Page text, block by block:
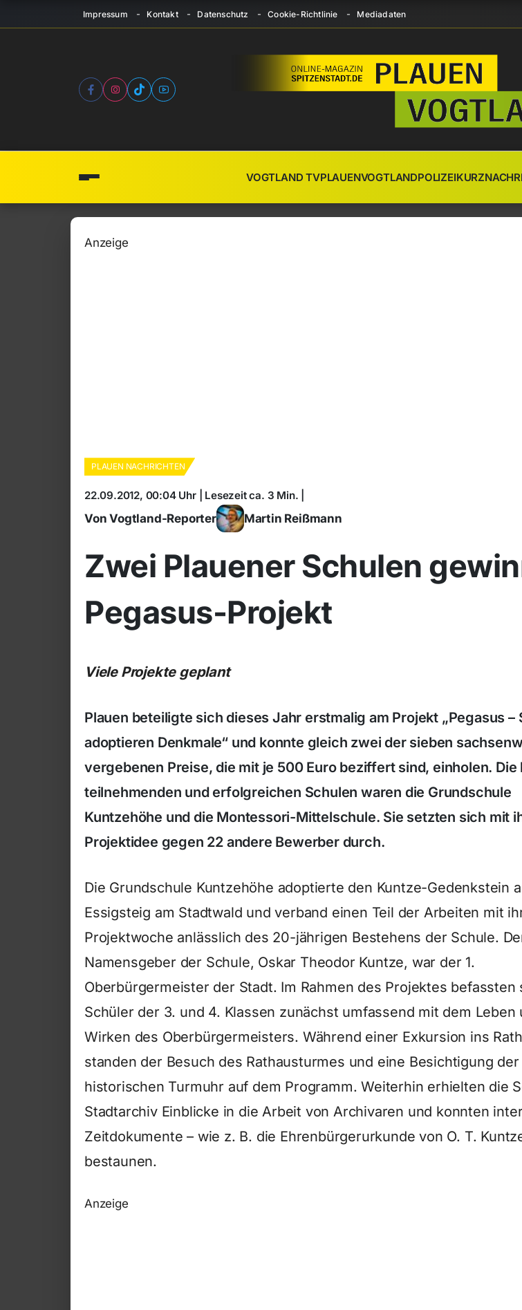
Impressum Kontakt Datenschutz Cookie-Richtlinie Mediadaten
VOGTLAND TVPLAUENVOGTLANDPOLIZEI
Anzeige
PLAUEN NACHRICHTEN
22.09.2012, 00:04 Uhr | Lesezeit ca. 3 Min. |
Von Vogtland-Reporter Martin Reißmann
Zwei Plauener Schulen
Pegasus-Projekt
Viele Projekte geplant
Plauen beteiligte sich dieses Jahr erstmalig am Projekt „Pegasus –
adoptieren Denkmale“ und konnte gleich zwei der sieben
vergebenen Preise, die mit je 500 Euro beziffert sind, einholen. Die
teilnehmenden und erfolgreichen Schulen waren die Grundschule
Kuntzehöhe und die Montessori-Mittelschule. Sie setzten sich mit
Projektidee gegen 22 andere Bewerber durch.
Die Grundschule Kuntzehöhe adoptierte den Kuntze-Gedenkstein
Essigsteig am Stadtwald und verband einen Teil der Arbeiten mit
Projektwoche anlässlich des 20-jährigen Bestehens der Schule.
Namensgeber der Schule, Oskar Theodor Kuntze, war der 1.
Oberbürgermeister der Stadt. Im Rahmen des Projektes befassten
Schüler der 3. und 4. Klassen zunächst umfassend mit dem Leben
Wirken des Oberbürgermeisters. Während einer Exkursion ins
standen der Besuch des Rathausturmes und eine Besichtigung der
historischen Turmuhr auf dem Programm. Weiterhin erhielten die
Stadtarchiv Einblicke in die Arbeit von Archivaren und konnten
Zeitdokumente – wie z. B. die Ehrenbürgerurkunde von O. T.
bestaunen.
Anzeige